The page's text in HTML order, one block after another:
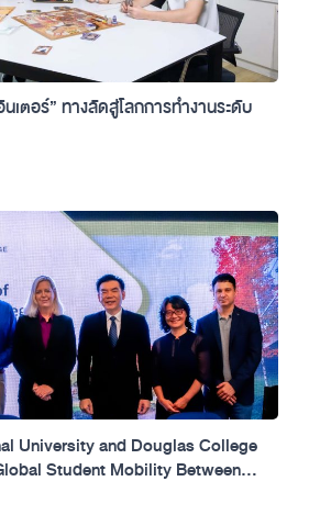
ตอร์” ทางลัดสู่โลกการทำงานระดับ
University and Douglas College
Student Mobility Between